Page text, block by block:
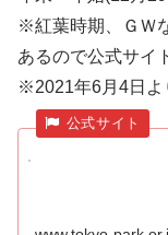
※紅葉時期、ＧＷ
あるので公式サイ
※2021年6月4日よ